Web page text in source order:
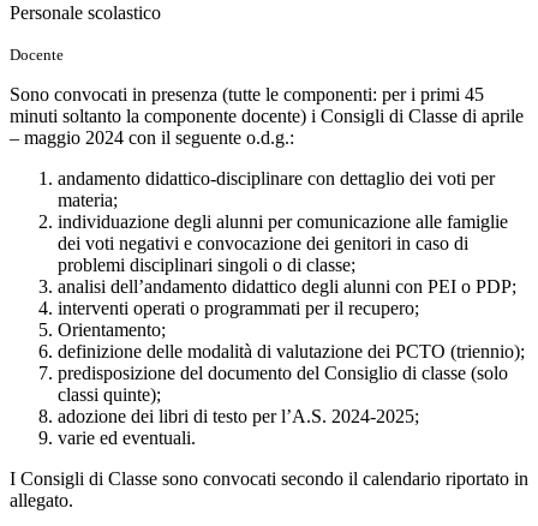
Personale scolastico
Docente
Sono convocati in presenza (tutte le componenti: per i primi 45
minuti soltanto la componente docente) i Consigli di Classe di aprile
– maggio 2024 con il seguente o.d.g.:
andamento didattico-disciplinare con dettaglio dei voti per
materia;
individuazione degli alunni per comunicazione alle famiglie
dei voti negativi e convocazione dei genitori in caso di
problemi disciplinari singoli o di classe;
analisi dell’andamento didattico degli alunni con PEI o PDP;
interventi operati o programmati per il recupero;
Orientamento;
definizione delle modalità di valutazione dei PCTO (triennio);
predisposizione del documento del Consiglio di classe (solo
classi quinte);
adozione dei libri di testo per l’A.S. 2024-2025;
varie ed eventuali.
I Consigli di Classe sono convocati secondo il calendario riportato in
allegato.